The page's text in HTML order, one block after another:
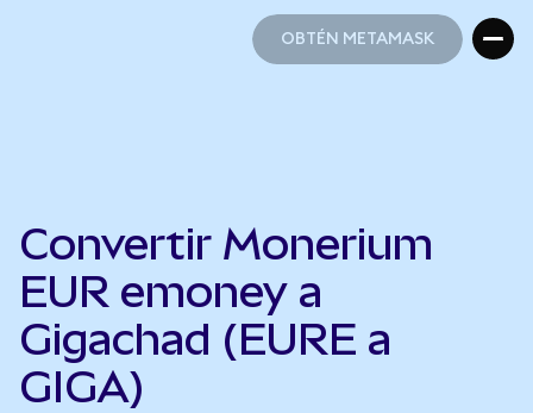
OBTÉN METAMASK
Convertir Monerium
EUR emoney a
Gigachad (EURE a
GIGA)